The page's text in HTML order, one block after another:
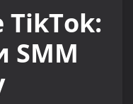
TikTok:
SMM